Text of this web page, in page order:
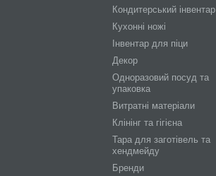
Кондитерський інвентар
Кухонні ножі
Інвентар для піци
Декор
Одноразовий посуд та
упаковка
Витратні матеріали
Клінінг та гігієна
Тара для заготівель та
хендмейду
Бренди